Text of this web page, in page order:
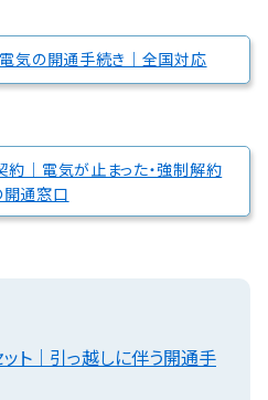
電気の開通手続き｜全国対応
約｜電気が止まった・強制解約
開通窓口
ット｜引っ越しに伴う開通手